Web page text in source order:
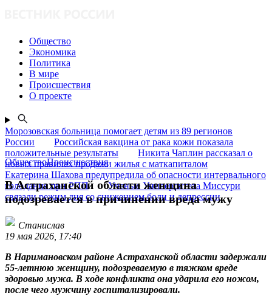
Общество
Экономика
Политика
В мире
Происшествия
О проекте
Морозовская больница помогает детям из 89 регионов
России
Российская вакцина от рака кожи показала
положительные результаты
Никита Чаплин рассказал о
новых правилах продажи жилья с маткапиталом
Екатерина Шахова предупредила об опасности интервального
голодания при РПП
Ученые Университета Миссури
связали режим дня со снижением боли и депрессии
ОбществоПроисшествия
В Астраханской области женщина
подозревается в причинении вреда мужу
Станислав
19 мая 2026, 17:40
В Наримановском районе Астраханской области задержали
55-летнюю женщину, подозреваемую в тяжком вреде
здоровью мужа. В ходе конфликта она ударила его ножом,
после чего мужчину госпитализировали.